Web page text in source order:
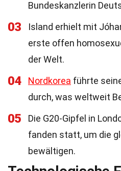
Bundeskanzlerin
03
Island erhielt mit
erste offen
der Welt.
04 Nordkorea führte
durch, was weltweit
05
Die G20-Gipfel in
fanden statt, um die
bewältigen.